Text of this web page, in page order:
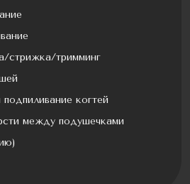
стрижка/тримминг
когтей
между подушечками